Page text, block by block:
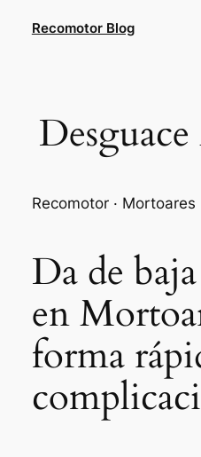
Recomotor Blog
Recomotor · Mortoares
Da de
en
forma